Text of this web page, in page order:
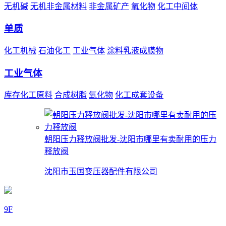
无机碱 无机非金属材料 非金属矿产 氧化物 化工中间体
单质
化工机械 石油化工 工业气体 涂料乳液成膜物
工业气体
库存化工原料 合成树脂 氧化物 化工成套设备
朝阳压力释放阀批发-沈阳市哪里有卖耐用的压力
释放阀
沈阳市玉国变压器配件有限公司
9F